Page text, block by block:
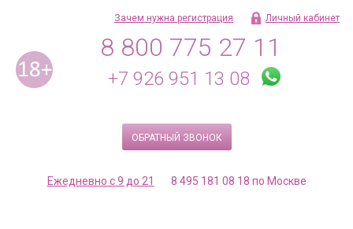
8 800 775 27 11
+7 926 951 13 08
ОБРАТНЫЙ ЗВОНОК
Зачем нужна регистрация Личный кабинет
Ежедневно с 9 до 21 8 495 181 08 18 по Москве